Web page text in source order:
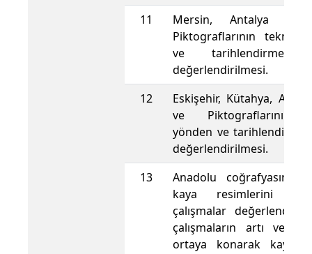
11
Mersin, Antalya
Piktograflarının
ve tarihlendirme
değerlendirilmesi.
12
Eskişehir, Kütahya,
ve Piktograflarının
yönden ve tarihlendirme
değerlendirilmesi.
13
Anadolu
kaya resimlerini
çalışmalar
çalışmaların artı ve
ortaya konarak kaya